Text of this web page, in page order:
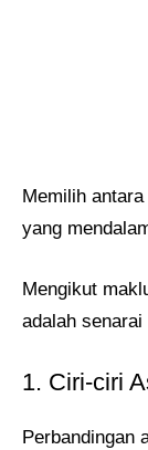
Memilih
yang
Mengikut
adalah
1. Ciri-ciri
Perbandingan